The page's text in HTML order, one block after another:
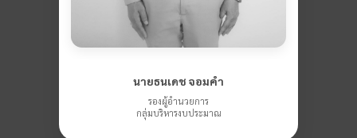
นายธนเดช จอมคำ
รองผู้อำนวยการ
กลุ่มบริหารงบประมาณ